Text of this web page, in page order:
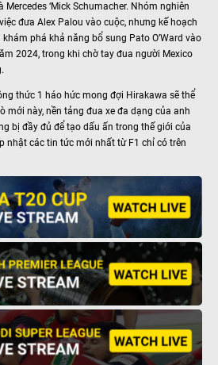
‘Mick Schumacher. Nhóm nghiên
đưa Alex Palou vào cuộc, nhưng kế hoạch
phá khả năng bổ sung Pato O’Ward vào
2024, trong khi chờ tay đua người Mexico
thức 1 háo hức mong đợi Hirakawa sẽ thể
mới này, nền tảng đua xe đa dạng của anh
bị đầy đủ để tạo dấu ấn trong thế giới của
nhật các tin tức mới nhất từ F1 chỉ có trên